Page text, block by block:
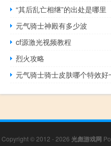
“其后乱亡相继”的出处是哪里
元气骑士神殿有多少波
cf源激光视频教程
烈火攻略
元气骑士骑士皮肤哪个特效好
Copyright © 2012 - 2026 光彪游戏网